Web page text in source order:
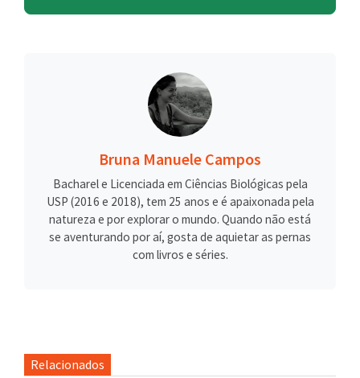
Bruna Manuele Campos
Bacharel e Licenciada em Ciências Biológicas pela
USP (2016 e 2018), tem 25 anos e é apaixonada pela
natureza e por explorar o mundo. Quando não está
se aventurando por aí, gosta de aquietar as pernas
com livros e séries.
Relacionados